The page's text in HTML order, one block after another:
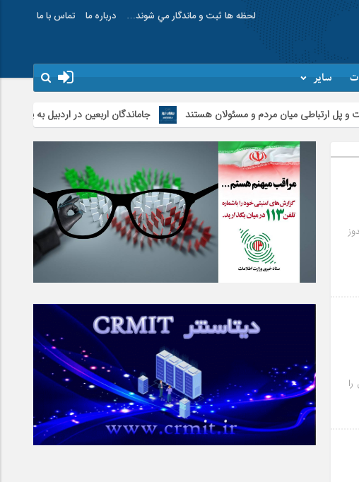
لحظه ها ثبت و ماندگار مي شوند… درباره ما تماس با ما
سایر
میان مردم و مسئولان هستند جاماندگان اربعین در اردبیل به یاد کربلا پیاده‌روی کردند
را